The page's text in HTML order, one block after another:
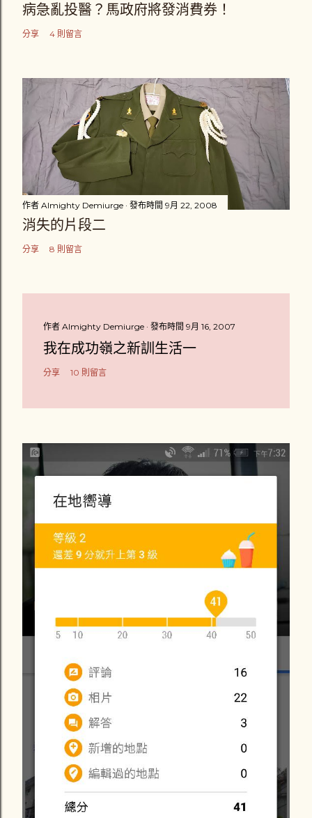
病急亂投醫？馬政府將發消費券！
分享 4 則留言
作者 Almighty Demiurge 發布時間 9月 22, 2008
消失的片段二
分享 8 則留言
作者 Almighty Demiurge 發布時間 9月 16, 2007
我在成功嶺之新訓生活一
分享 10 則留言